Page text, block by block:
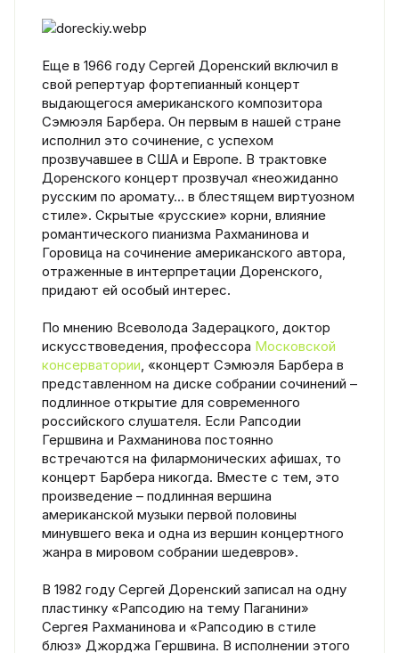
Еще в 1966 году Сергей Доренский включил в
свой репертуар фортепианный концерт
выдающегося американского композитора
Сэмюэля Барбера. Он первым в нашей стране
исполнил это сочинение, с успехом
прозвучавшее в США и Европе. В трактовке
Доренского концерт прозвучал «неожиданно
русским по аромату… в блестящем виртуозном
стиле». Скрытые «русские» корни, влияние
романтического пианизма Рахманинова и
Горовица на сочинение американского автора,
отраженные в интерпретации Доренского,
придают ей особый интерес.
По мнению Всеволода Задерацкого, доктор
искусствоведения, профессора Московской
консерватории, «концерт Сэмюэля Барбера в
представленном на диске собрании сочинений –
подлинное открытие для современного
российского слушателя. Если Рапсодии
Гершвина и Рахманинова постоянно
встречаются на филармонических афишах, то
концерт Барбера никогда. Вместе с тем, это
произведение – подлинная вершина
американской музыки первой половины
минувшего века и одна из вершин концертного
жанра в мировом собрании шедевров».
В 1982 году Сергей Доренский записал на одну
пластинку «Рапсодию на тему Паганини»
Сергея Рахманинова и «Рапсодию в стиле
блюз» Джорджа Гершвина. В исполнении этого